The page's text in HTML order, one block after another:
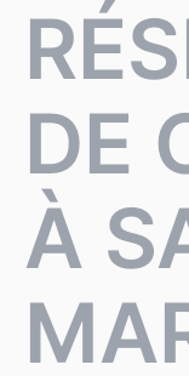
DE
À